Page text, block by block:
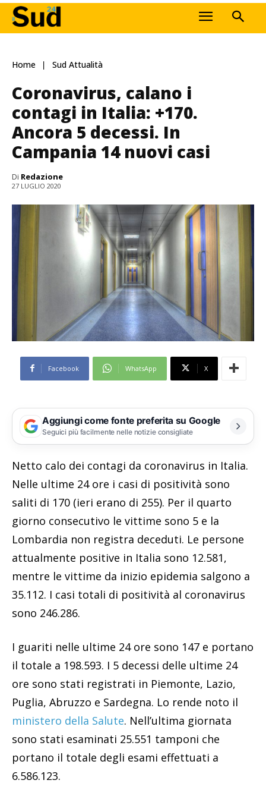
Home Sud Attualità
Coronavirus, calano i
contagi in Italia: +170.
Ancora 5 decessi. In
Campania 14 nuovi casi
Di Redazione
27 LUGLIO 2020
Facebook WhatsApp X
Aggiungi come fonte preferita su Google
Seguici più facilmente nelle notizie consigliate
Netto calo dei contagi da coronavirus in Italia.
Nelle ultime 24 ore i casi di positività sono
saliti di 170 (ieri erano di 255). Per il quarto
giorno consecutivo le vittime sono 5 e la
Lombardia non registra deceduti. Le persone
attualmente positive in Italia sono 12.581,
mentre le vittime da inizio epidemia salgono a
35.112. I casi totali di positività al coronavirus
sono 246.286.
I guariti nelle ultime 24 ore sono 147 e portano
il totale a 198.593. I 5 decessi delle ultime 24
ore sono stati registrati in Piemonte, Lazio,
Puglia, Abruzzo e Sardegna. Lo rende noto il
ministero della Salute. Nell’ultima giornata
sono stati esaminati 25.551 tamponi che
portano il totale degli esami effettuati a
6.586.123.